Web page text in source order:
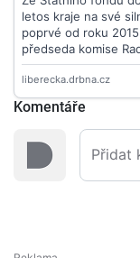
Komentáře